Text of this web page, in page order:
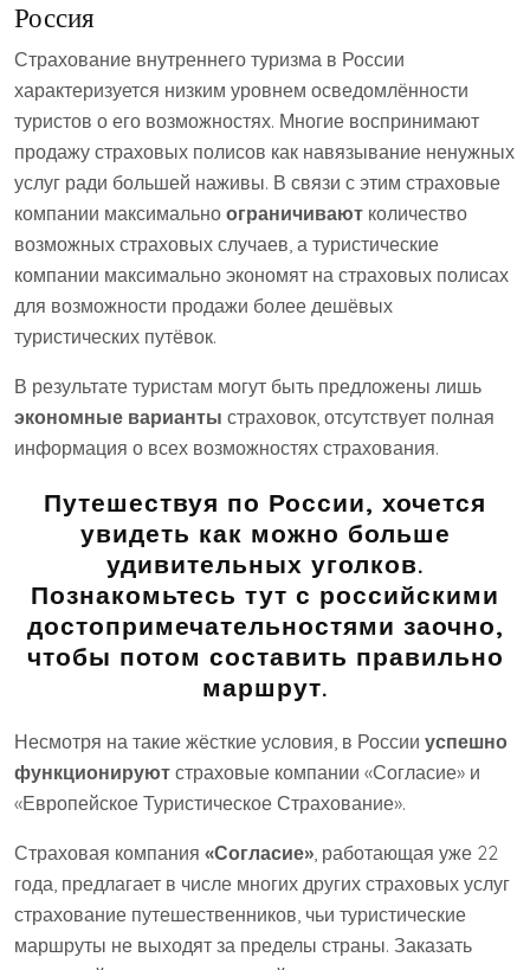
Россия
Страхование внутреннего туризма в России
характеризуется низким уровнем осведомлённости
туристов о его возможностях. Многие воспринимают
продажу страховых полисов как навязывание ненужных
услуг ради большей наживы. В связи с этим страховые
компании максимально ограничивают количество
возможных страховых случаев, а туристические
компании максимально экономят на страховых полисах
для возможности продажи более дешёвых
туристических путёвок.
В результате туристам могут быть предложены лишь
экономные варианты страховок, отсутствует полная
информация о всех возможностях страхования.
Путешествуя по России, хочется
увидеть как можно больше
удивительных уголков.
Познакомьтесь тут с российскими
достопримечательностями заочно,
чтобы потом составить правильно
маршрут.
Несмотря на такие жёсткие условия, в России успешно
функционируют страховые компании «Согласие» и
«Европейское Туристическое Страхование».
Страховая компания «Согласие» , работающая уже 22
года, предлагает в числе многих других страховых услуг
страхование путешественников, чьи туристические
маршруты не выходят за пределы страны. Заказать